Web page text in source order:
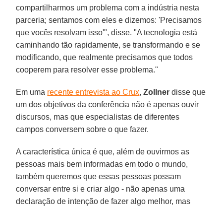
compartilharmos um problema com a indústria nesta
parceria; sentamos com eles e dizemos: 'Precisamos
que vocês resolvam isso'", disse. "A tecnologia está
caminhando tão rapidamente, se transformando e se
modificando, que realmente precisamos que todos
cooperem para resolver esse problema."
Em uma recente entrevista ao Crux,Zollner disse que
um dos objetivos da conferência não é apenas ouvir
discursos, mas que especialistas de diferentes
campos conversem sobre o que fazer.
A característica única é que, além de ouvirmos as
pessoas mais bem informadas em todo o mundo,
também queremos que essas pessoas possam
conversar entre si e criar algo - não apenas uma
declaração de intenção de fazer algo melhor, mas